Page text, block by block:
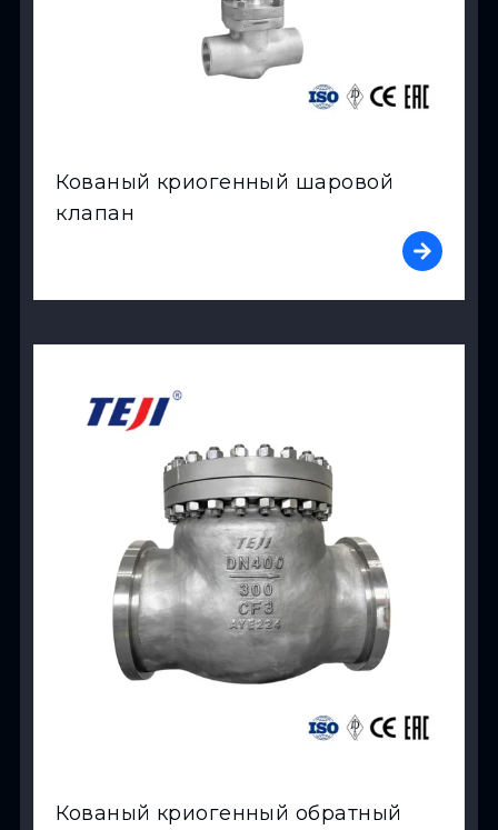
Кованый криогенный шаровой
клапан
Кованый криогенный обратный